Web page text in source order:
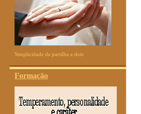
Simplicidade da partilha a dois
Formação